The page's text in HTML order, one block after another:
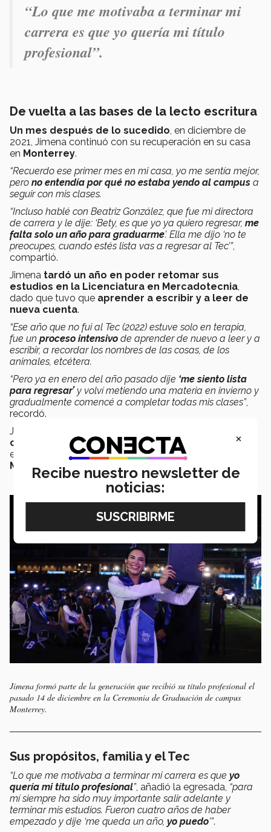
“Lo que me motivaba a terminar mi
carrera es que yo quería mi título
profesional”.
De vuelta a las bases de la lecto escritura
Un mes después de lo sucedido, en diciembre de
2021, Jimena continuó con su recuperación en su casa
en Monterrey.
“Recuerdo ese primer mes en mi casa, yo me sentía mejor,
pero no entendía por qué no estaba yendo al campus a
seguir con mis clases.
“Incluso hablé con Beatriz González, que fue mi directora
de carrera y le dije: ‘Bety, es que yo ya quiero regresar, me
falta solo un año para graduarme’. Ella me dijo ‘no te
preocupes, cuando estés lista vas a regresar al Tec’”,
compartió.
Jimena tardó un año en poder retomar sus
estudios en la Licenciatura en Mercadotecnia,
dado que tuvo que aprender a escribir y a leer de
nueva cuenta.
“Ese año que no fui al Tec (2022) estuve solo en terapia,
fue un proceso intensivo de aprender de nuevo a leer y a
escribir, a recordar los nombres de las cosas, de los
animales, etcétera.
“Pero ya en enero del año pasado dije ‘me siento lista
para regresar’ y volví metiendo una materia en invierno y
gradualmente comencé a completar todas mis clases”,
recordó.
Jimena González recibió su
compañía de su familiael pasado14 de diciembre
en la Ceremonia de Graduación decampus
Monterrey.
Jimena formó parte de la generación que recibió su título profesional el
pasado 14 de diciembre en la Ceremonia de Graduación de campus
Monterrey.
Sus propósitos, familia y el Tec
“Lo que me motivaba a terminar mi carrera es que yo
quería mi título profesional”, añadió la egresada, “para
mí siempre ha sido muy importante salir adelante y
terminar mis estudios. Fueron cuatro años de haber
empezado y dije ‘me queda un año, yo puedo’”.
×
Recibe nuestro newsletter de
noticias: